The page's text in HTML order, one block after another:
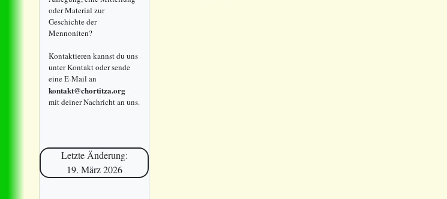
oder Material zur
Geschichte der
Mennoniten?
Kontaktieren kannst du uns
unter Kontakt oder sende
eine E-Mail an
kontakt@chortitza.org
mit deiner Nachricht an uns.
Letzte Änderung:
19. März 2026